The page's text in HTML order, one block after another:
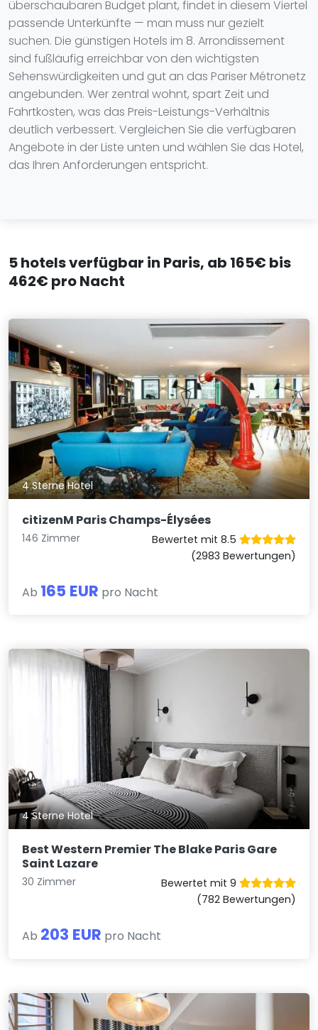
überschaubaren Budget plant, findet in diesem Viertel
passende Unterkünfte — man muss nur gezielt
suchen. Die günstigen Hotels im 8. Arrondissement
sind fußläufig erreichbar von den wichtigsten
Sehenswürdigkeiten und gut an das Pariser Métronetz
angebunden. Wer zentral wohnt, spart Zeit und
Fahrtkosten, was das Preis-Leistungs-Verhältnis
deutlich verbessert. Vergleichen Sie die verfügbaren
Angebote in der Liste unten und wählen Sie das Hotel,
das Ihren Anforderungen entspricht.
5 hotels verfügbar in Paris, ab 165€ bis
462€ pro Nacht
4 Sterne Hotel
citizenM Paris Champs-Élysées
146 Zimmer
Bewertet mit 8.5
(2983 Bewertungen)
Ab 165 EUR pro Nacht
4 Sterne Hotel
Best Western Premier The Blake Paris Gare
Saint Lazare
30 Zimmer
Bewertet mit 9
(782 Bewertungen)
Ab 203 EUR pro Nacht